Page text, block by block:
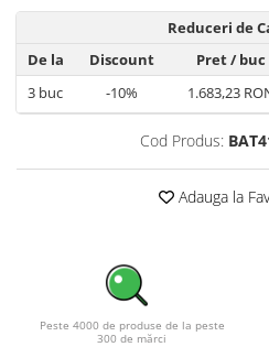
Prize de incarcare vehicule
Accesorii
Turbine eoliene pentru casă
Acumulatori VRLA AGM/GEL /
Tractiune / LiFePo4
Baterii si acumulatori gel si VRLA
Acumulatori Moto, ATV
Reduceri de
De la
Discount Pret/ buc
3 buc -10% 1.683,23
Cod Produs:
Adauga la
Peste 4000 de produse de la peste
300 de mărci